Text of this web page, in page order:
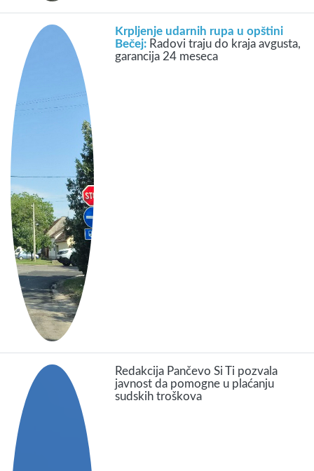
Krpljenje udarnih rupa u opštini
Bečej: Radovi traju do kraja avgusta,
garancija 24 meseca
Redakcija Pančevo Si Ti pozvala
javnost da pomogne u plaćanju
sudskih troškova